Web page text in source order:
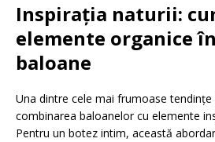
Inspirația naturii:
elemente organice
baloane
Una dintre cele mai frumoase
combinarea baloanelor cu elemente
Pentru un botez intim, această